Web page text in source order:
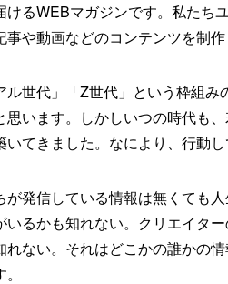
るWEBマガジンです。私たち
や動画などのコンテンツを制作
世代」「Z世代」という枠組
思います。しかしいつの時代も
てきました。なにより、行動し
が発信している情報は無くても
いるかも知れない。クリエイタ
ない。それはどこかの誰かの